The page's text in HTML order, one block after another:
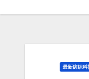
最新纺织科